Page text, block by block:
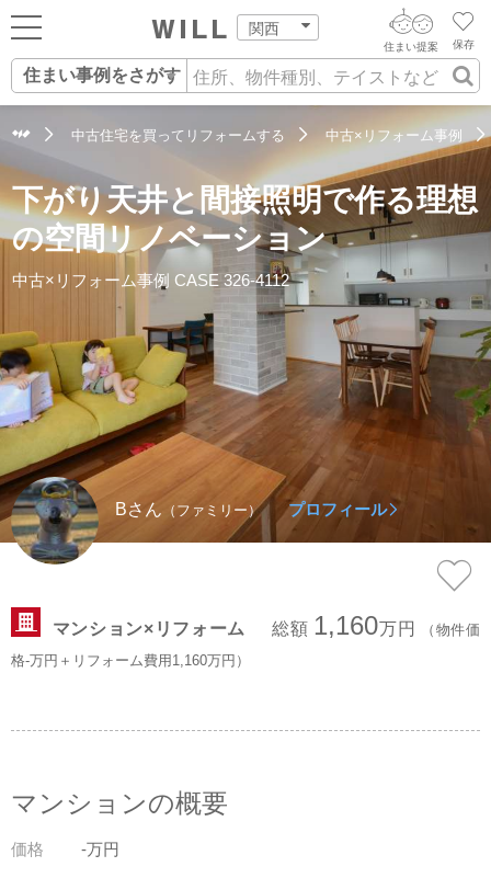
関西
ログイン
新規会員登録
住まいをさがす
住まいを売る
住まいをつくる
町を知る
店舗案内
スタッフ紹介
保存
住まい提案
住まい事例をさがす
住まいをさがす
自宅の相場をみる
住まい事例をさが
街・施設をさがす
営業所をさがす
スタッフをさがす
AIウィルくんの提案
AI住まい提案を受ける
AI査定・チャット相談する
不動産エージェントの提案
価格査定を依頼する
相場データを依頼する
中古住宅を買ってリフォームする 中古×リフォーム事例
下がり天井と間接照明で作る理想
の空間リノベーション
中古×リフォーム事例 CASE 326-4112
Bさん （ファミリー） プロフィール
マンション×リフォーム 総額 1,160万円
（物件価
格-万円＋リフォーム費用1,160万円）
マンションの概要
価格 -万円